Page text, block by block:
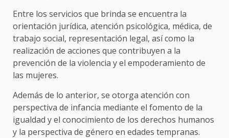
Entre los servicios que brinda se encuentra la
orientación jurídica, atención psicológica, médica, de
trabajo social, representación legal, así como la
realización de acciones que contribuyen a la
prevención de la violencia y el empoderamiento de
las mujeres.
Además de lo anterior, se otorga atención con
perspectiva de infancia mediante el fomento de la
igualdad y el conocimiento de los derechos humanos
y la perspectiva de género en edades tempranas.